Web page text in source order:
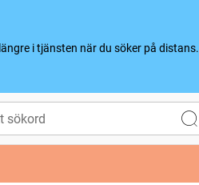
i tjänsten när du söker på distans.